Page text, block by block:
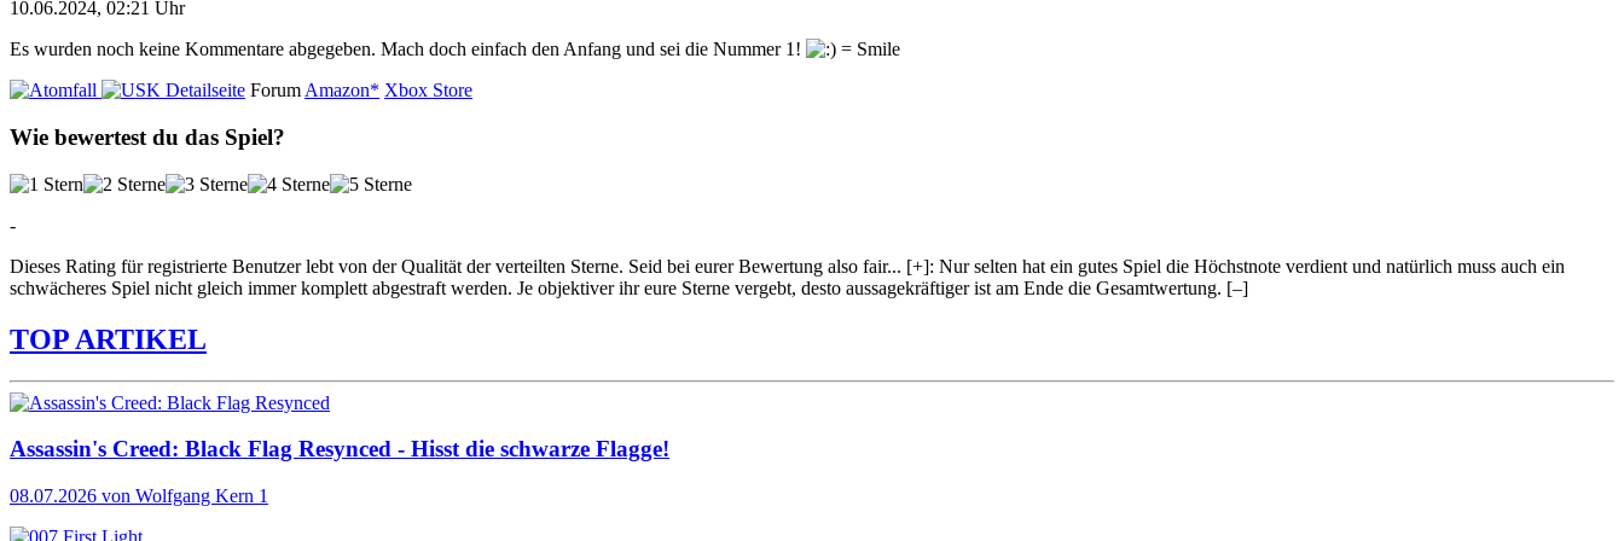
10.06.2024, 02:21 Uhr
Es wurden noch keine Kommentare abgegeben. Mach doch einfach den Anfang und sei die Nummer 1!
Detailseite ForumAmazon* Xbox Store
Wie bewertest du das Spiel?
-
Dieses Rating für registrierte Benutzer lebt von der Qualität der verteilten Sterne. Seid bei eurer Bewertung also fair... [+]: Nur selten hat ein gutes Spiel die Höchstnote verdient und natürlich muss auch ein
schwächeres Spiel nicht gleich immer komplett abgestraft werden. Je objektiver ihr eure Sterne vergebt, desto aussagekräftiger ist am Ende die Gesamtwertung. [–]
TOP ARTIKEL
Assassin's Creed: Black Flag Resynced - Hisst die schwarze Flagge!
08.07.2026 von Wolfgang Kern 1